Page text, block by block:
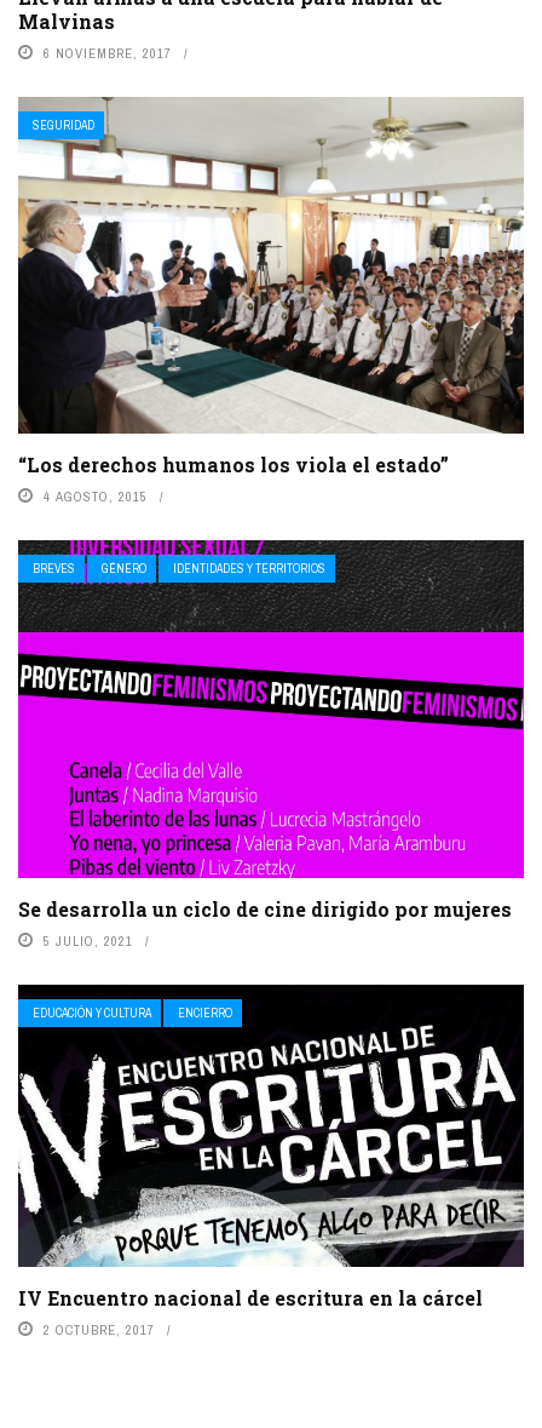
Malvinas
6 NOVIEMBRE, 2017
SEGURIDAD
“Los derechos humanos los viola el estado”
4 AGOSTO, 2015
BREVES GÉNERO IDENTIDADES Y TERRITORIOS
Se desarrolla un ciclo de cine dirigido por mujeres
5 JULIO, 2021
EDUCACIÓN Y CULTURA ENCIERRO
IV Encuentro nacional de escritura en la cárcel
2 OCTUBRE, 2017